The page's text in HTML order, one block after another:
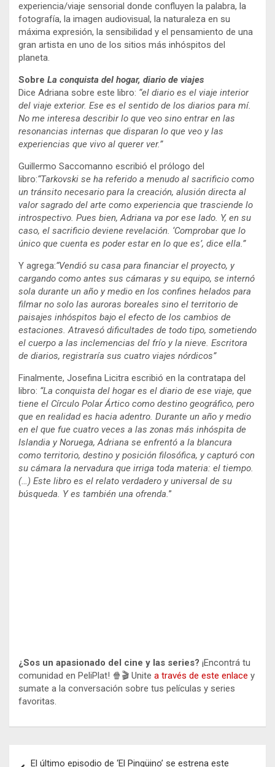
experiencia/viaje sensorial donde confluyen la palabra, la
fotografía, la imagen audiovisual, la naturaleza en su
máxima expresión, la sensibilidad y el pensamiento de una
gran artista en uno de los sitios más inhóspitos del
planeta.
Sobre La conquista del hogar, diario de viajes
Dice Adriana sobre este libro: “el diario es el viaje interior
del viaje exterior. Ese es el sentido de los diarios para mí.
No me interesa describir lo que veo sino entrar en las
resonancias internas que disparan lo que veo y las
experiencias que vivo al querer ver.”
Guillermo Saccomanno escribió el prólogo del
libro:“Tarkovski se ha referido a menudo al sacrificio como
un tránsito necesario para la creación, alusión directa al
valor sagrado del arte como experiencia que trasciende lo
introspectivo. Pues bien, Adriana va por ese lado. Y, en su
caso, el sacrificio deviene revelación. ‘Comprobar que lo
único que cuenta es poder estar en lo que es’, dice ella.”
Y agrega:“Vendió su casa para financiar el proyecto, y
cargando como antes sus cámaras y su equipo, se internó
sola durante un año y medio en los confines helados para
filmar no solo las auroras boreales sino el territorio de
paisajes inhóspitos bajo el efecto de los cambios de
estaciones. Atravesó dificultades de todo tipo, sometiendo
el cuerpo a las inclemencias del frío y la nieve. Escritora
de diarios, registraría sus cuatro viajes nórdicos”
Finalmente, Josefina Licitra escribió en la contratapa del
libro: “La conquista del hogar es el diario de ese viaje, que
tiene el Círculo Polar Ártico como destino geográfico, pero
que en realidad es hacia adentro. Durante un año y medio
en el que fue cuatro veces a las zonas más inhóspita de
Islandia y Noruega, Adriana se enfrentó a la blancura
como territorio, destino y posición filosófica, y capturó con
su cámara la nervadura que irriga toda materia: el tiempo.
(…) Este libro es el relato verdadero y universal de su
búsqueda. Y es también una ofrenda.”
¿Sos un apasionado del cine y las series? ¡Encontrá tu
comunidad en PeliPlat! 🍿🎬 Unite a través de este enlace y
sumate a la conversación sobre tus películas y series
favoritas.
El último episodio de ‘El Pingüino’ se estrena este